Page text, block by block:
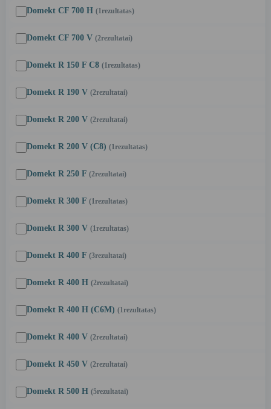
Domekt CF 700 H (1 rezultatas)
Domekt CF 700 V (2rezultatai)
Domekt R 150 F C8 (1 rezultatas)
Domekt R 190 V (2rezultatai)
Domekt R 200 V (2rezultatai)
Domekt R 200 V (C8) (1 rezultatas)
Domekt R 250 F (2rezultatai)
Domekt R 300 F (1 rezultatas)
Domekt R 300 V (1 rezultatas)
Domekt R 400 F (3rezultatai)
Domekt R 400 H (2rezultatai)
Domekt R 400 H (C6M) (1 rezultatas)
Domekt R 400 V (2rezultatai)
Domekt R 450 V (2rezultatai)
Domekt R 500 H (5rezultatai)